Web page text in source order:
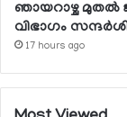
ഞായറാഴ്ച മുതല്‍
വിഭാഗം
17 hours ago